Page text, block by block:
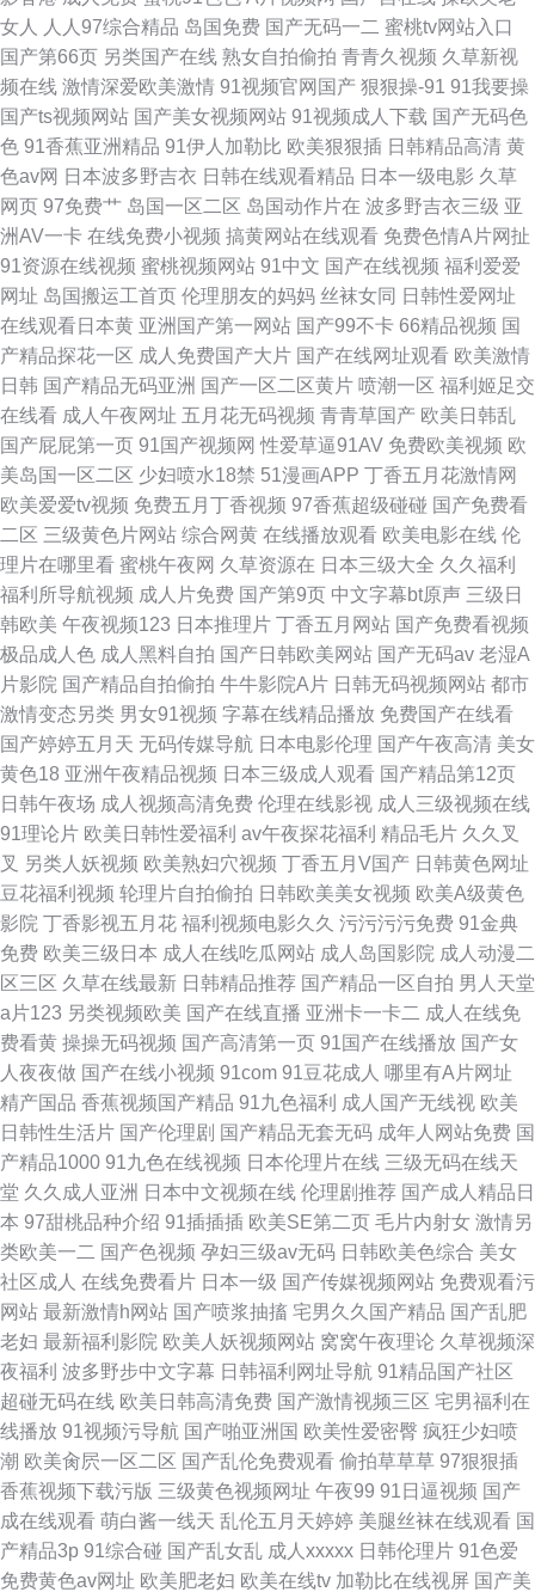
女人
人人97综合精品 岛国免费 国产无码一二 蜜桃tv网站入口
国产第66页 另类国产在线 熟女自拍偷拍 青青久视频 久草新视
频在线 激情深爱欧美激情 91视频官网国产 狠狠操-91 91我要操
国产ts视频网站 国产美女视频网站 91视频成人下载 国产无码色
色 91香蕉亚洲精品 91伊人加勒比 欧美狠狠插 日韩精品高清 黄
色av网 日本波多野吉衣 日韩在线观看精品 日本一级电影 久草
网页 97免费艹 岛国一区二区 岛国动作片在 波多野吉衣三级 亚
洲AV一卡 在线免费小视频 搞黄网站在线观看 免费色情A片网扯
91资源在线视频 蜜桃视频网站 91中文 国产在线视频 福利爱爱
网址 岛国搬运工首页 伦理朋友的妈妈 丝袜女同 日韩性爱网址
在线观看日本黄 亚洲国产第一网站 国产99不卡 66精品视频 国
产精品探花一区 成人免费国产大片 国产在线网址观看 欧美激情
日韩 国产精品无码亚洲 国产一区二区黄片 喷潮一区 福利姬足交
在线看 成人午夜网址 五月花无码视频 青青草国产 欧美日韩乱
国产屁屁第一页 91国产视频网 性爱草逼91AV 免费欧美视频 欧
美岛国一区二区 少妇喷水18禁 51漫画APP 丁香五月花激情网
欧美爱爱tv视频 免费五月丁香视频 97香蕉超级碰碰 国产免费看
二区 三级黄色片网站 综合网黄 在线播放观看 欧美电影在线 伦
理片在哪里看 蜜桃午夜网 久草资源在 日本三级大全 久久福利
福利所导航视频 成人片免费 国产第9页 中文字幕bt原声 三级日
韩欧美 午夜视频123 日本推理片 丁香五月网站 国产免费看视频
极品成人色 成人黑料自拍 国产日韩欧美网站 国产无码av 老湿A
片影院 国产精品自拍偷拍 牛牛影院A片 日韩无码视频网站 都市
激情变态另类 男女91视频 字幕在线精品播放 免费国产在线看
国产婷婷五月天 无码传媒导航 日本电影伦理 国产午夜高清 美女
黄色18 亚洲午夜精品视频 日本三级成人观看 国产精品第12页
日韩午夜场 成人视频高清免费 伦理在线影视 成人三级视频在线
91理论片 欧美日韩性爱福利 av午夜探花福利 精品毛片 久久叉
叉 另类人妖视频 欧美熟妇穴视频 丁香五月V国产 日韩黄色网址
豆花福利视频 轮理片自拍偷拍 日韩欧美美女视频 欧美A级黄色
影院 丁香影视五月花 福利视频电影久久 污污污污免费 91金典
免费 欧美三级日本 成人在线吃瓜网站 成人岛国影院 成人动漫二
区三区 久草在线最新 日韩精品推荐 国产精品一区自拍 男人天堂
a片123 另类视频欧美 国产在线直播 亚洲卡一卡二 成人在线免
费看黄 操操无码视频 国产高清第一页 91国产在线播放 国产女
人夜夜做 国产在线小视频 91com 91豆花成人 哪里有A片网址
精产国品 香蕉视频国产精品 91九色福利 成人国产无线视 欧美
日韩性生活片 国产伦理剧 国产精品无套无码 成年人网站免费 国
产精品1000 91九色在线视频 日本伦理片在线 三级无码在线天
堂 久久成人亚洲 日本中文视频在线 伦理剧推荐 国产成人精品日
本 97甜桃品种介绍 91插插插 欧美SE第二页 毛片内射女 激情另
类欧美一二 国产色视频 孕妇三级av无码 日韩欧美色综合 美女
社区成人 在线免费看片 日本一级 国产传媒视频网站 免费观看污
网站 最新激情h网站 国产喷浆抽搐 宅男久久国产精品 国产乱肥
老妇 最新福利影院 欧美人妖视频网站 窝窝午夜理论 久草视频深
夜福利 波多野步中文字幕 日韩福利网址导航 91精品国产社区
超碰无码在线 欧美日韩高清免费 国产激情视频三区 宅男福利在
线播放 91视频污导航 国产啪亚洲国 欧美性爱密臀 疯狂少妇喷
潮 欧美肏屄一区二区 国产乱伦免费观看 偷拍草草草 97狠狠插
香蕉视频下载污版 三级黄色视频网址 午夜99 91日逼视频 国产
成在线观看 萌白酱一线天 乱伦五月天婷婷 美腿丝袜在线观看 国
产精品3p 91综合碰 国产乱女乱 成人xxxxx 日韩伦理片 91色爱
免费黄色av网址 欧美肥老妇 欧美在线tv 加勒比在线视屏 国产美